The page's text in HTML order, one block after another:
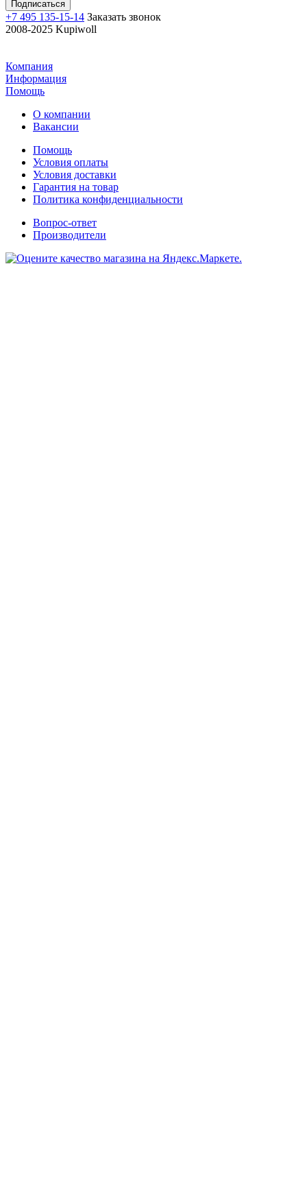
+7 495 135-15-14 Заказать звонок
2008-2025 Kupiwoll
Компания
Информация
Помощь
О компании
Вакансии
Помощь
Условия оплаты
Условия доставки
Гарантия на товар
Политика конфиденциальности
Вопрос-ответ
Производители